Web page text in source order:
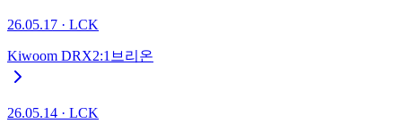
26.05.17 · LCK
Kiwoom DRX2:1 브리온
26.05.14 · LCK